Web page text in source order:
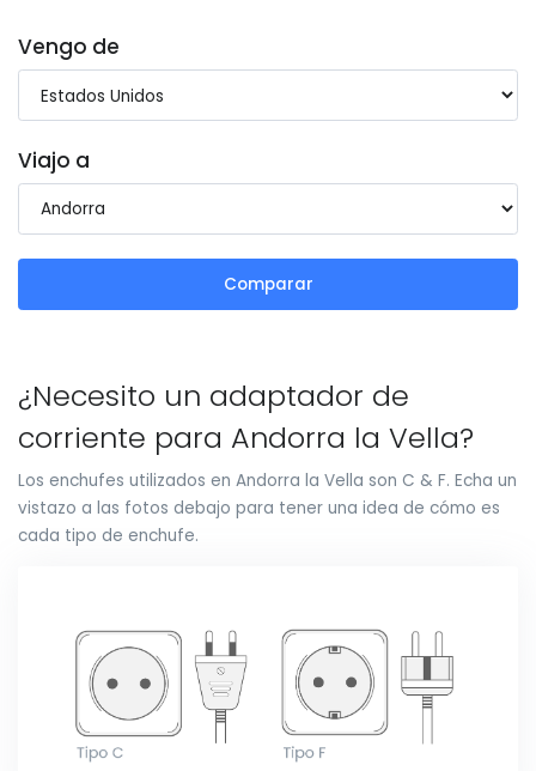
Vengo de
Viajo a
Comparar
¿Necesito un adaptador de
corriente para Andorra la Vella?
Los enchufes utilizados en Andorra la Vella son C & F. Echa un
vistazo a las fotos debajo para tener una idea de cómo es
cada tipo de enchufe.